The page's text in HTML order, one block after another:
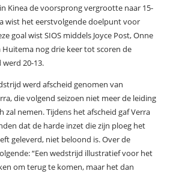
Kinea de voorsprong vergrootte naar 15-
wist het eerstvolgende doelpunt voor
goal wist SIOS middels Joyce Post, Onne
Huitema nog drie keer tot scoren de
20-13.
werd afscheid genomen van
die volgend seizoen niet meer de leiding
zal nemen. Tijdens het afscheid gaf Verra
dat de harde inzet die zijn ploeg het
geleverd, niet beloond is. Over de
“Een wedstrijd illustratief voor het
om terug te komen, maar het dan